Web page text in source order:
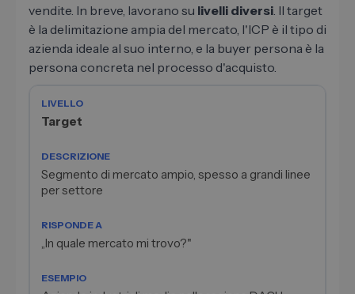
vendite. In breve, lavorano su livelli diversi . Il target
è la delimitazione ampia del mercato, l'ICP è il tipo di
azienda ideale al suo interno, e la buyer persona è la
persona concreta nel processo d'acquisto.
Target
Segmento di mercato ampio, spesso a grandi linee
per settore
„In quale mercato mi trovo?"